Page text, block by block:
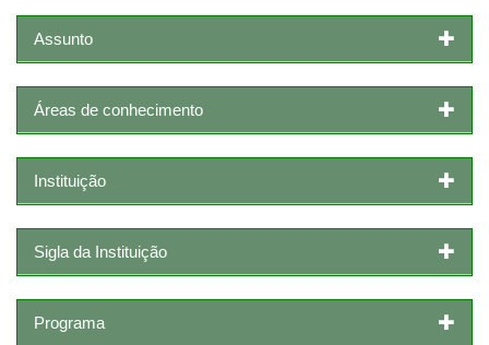
Assunto
Áreas de conhecimento
Instituição
Sigla da Instituição
Programa